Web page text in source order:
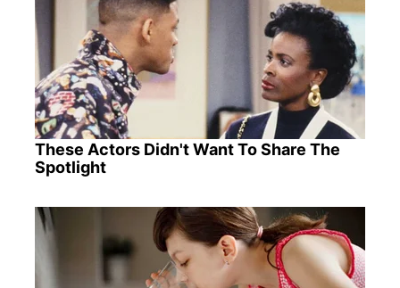
These Actors Didn't Want To Share The
Spotlight